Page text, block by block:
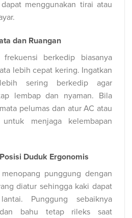
menggunakan tirai atau
dan Ruangan
berkedip biasanya
lebih cepat kering. Ingatkan
sering berkedip agar
lembap dan nyaman. Bila
pelumas dan atur AC atau
menjaga kelembapan
Duduk Ergonomis
punggung dengan
diatur sehingga kaki dapat
Punggung sebaiknya
bahu tetap rileks saat